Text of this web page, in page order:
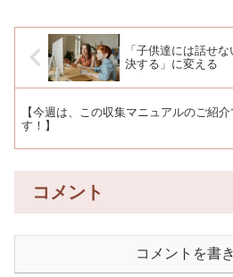
「子供達には話せ
決する」に変える
【今週は、この収集マニュアルのご紹介
す！】
コメント
コメントを書